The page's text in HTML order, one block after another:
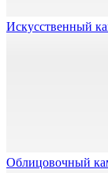
Искусственный
Облицовочный